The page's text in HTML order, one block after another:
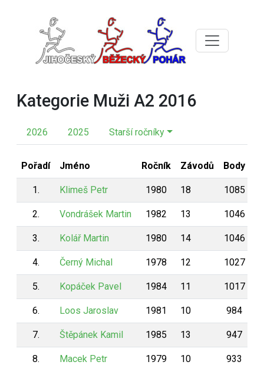
Kategorie Muži A2 2016
2026 2025 Starší ročníky
Pořadí Jméno Ročník Závodů Body
1. Klimeš Petr 1980 18 1085
2. Vondrášek Martin 1982 13 1046
3. Kolář Martin 1980 14 1046
4. Černý Michal 1978 12 1027
5. Kopáček Pavel 1984 11 1017
6. Loos Jaroslav 1981 10 984
7. Štěpánek Kamil 1985 13 947
8. Macek Petr 1979 10 933